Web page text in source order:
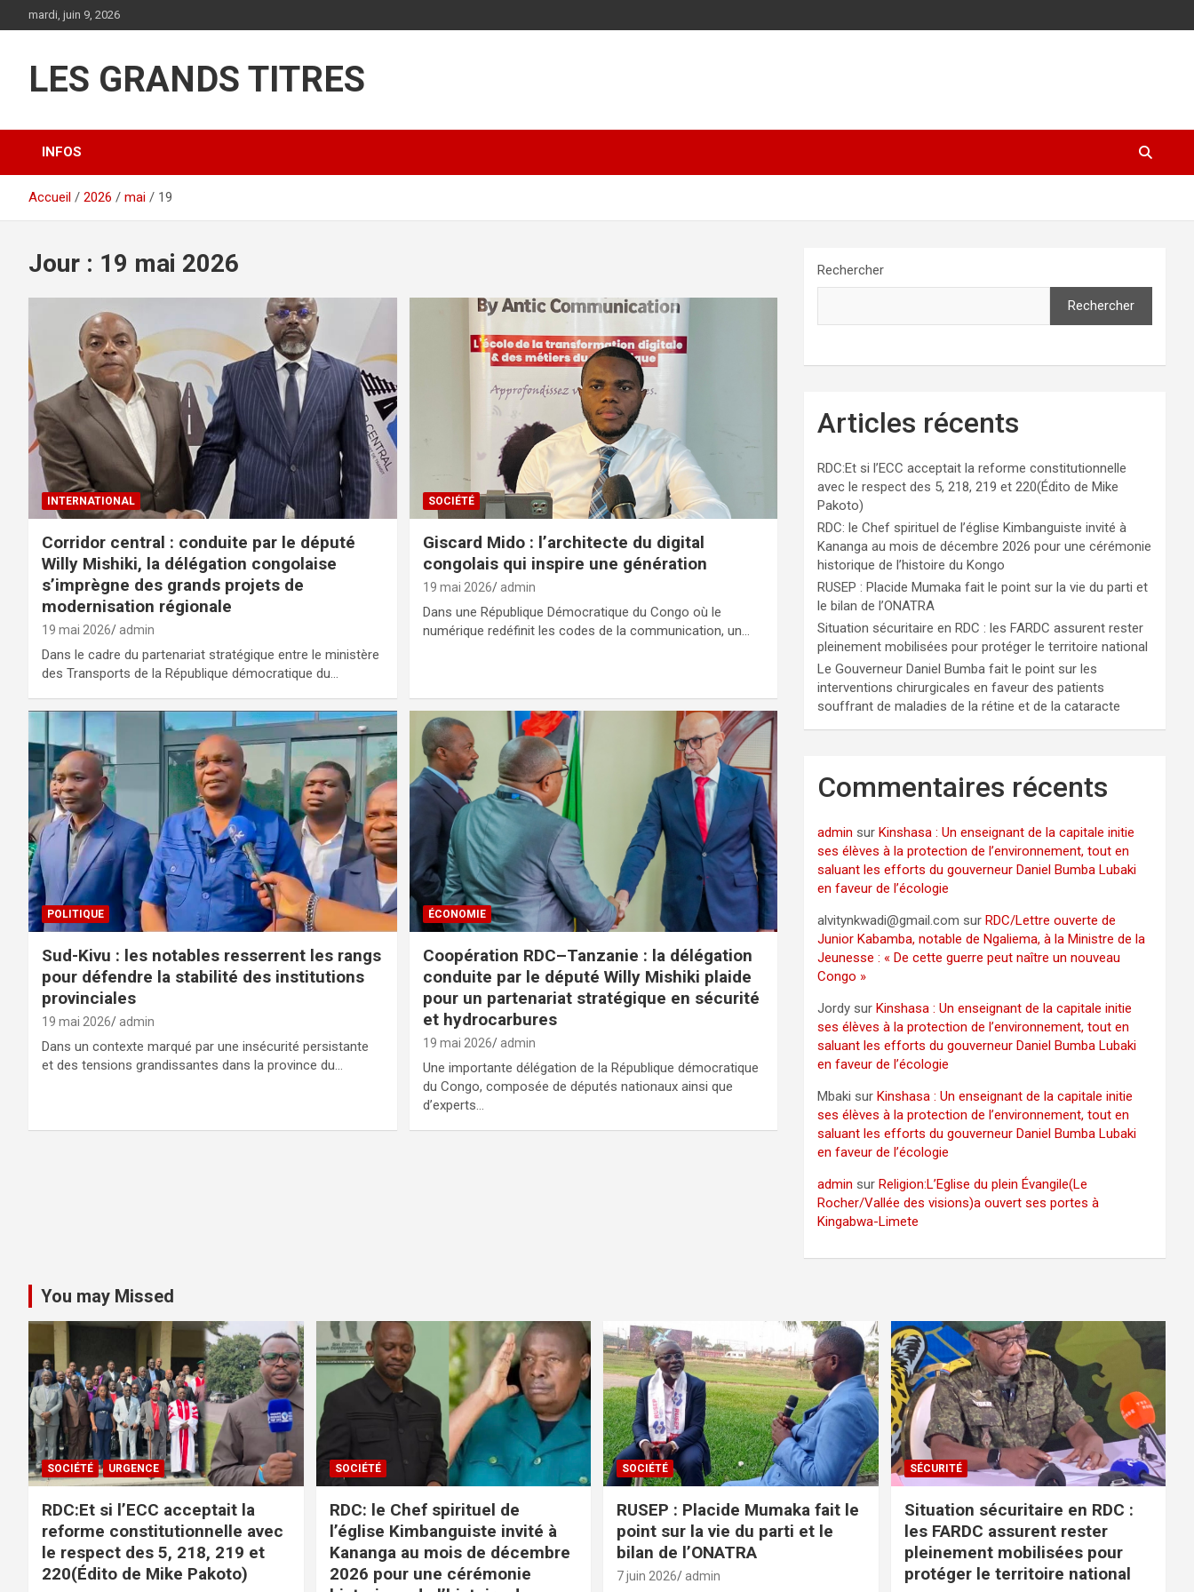
au
mardi, juin 9, 2026
LES GRANDS TITRES
INFOS
Accueil 2026 mai 19
Jour : 19 mai 2026
INTERNATIONAL
Corridor central : conduite par le député
Willy Mishiki, la délégation congolaise
s’imprègne des grands projets de
modernisation régionale
19 mai 2026 admin
Dans le cadre du partenariat stratégique entre le ministère
des Transports de la République démocratique du…
SOCIÉTÉ
Giscard Mido : l’architecte du digital
congolais qui inspire une génération
19 mai 2026 admin
Dans une République Démocratique du Congo où le
numérique redéfinit les codes de la communication, un…
POLITIQUE
Sud-Kivu : les notables resserrent les rangs
pour défendre la stabilité des institutions
provinciales
19 mai 2026 admin
Dans un contexte marqué par une insécurité persistante
et des tensions grandissantes dans la province du…
ÉCONOMIE
Coopération RDC–Tanzanie : la délégation
conduite par le député Willy Mishiki plaide
pour un partenariat stratégique en sécurité
et hydrocarbures
19 mai 2026 admin
Une importante délégation de la République démocratique
du Congo, composée de députés nationaux ainsi que
d’experts…
Rechercher
Rechercher
Articles récents
RDC:Et si l’ECC acceptait la reforme constitutionnelle
avec le respect des 5, 218, 219 et 220(Édito de Mike
Pakoto)
RDC: le Chef spirituel de l’église Kimbanguiste invité à
Kananga au mois de décembre 2026 pour une cérémonie
historique de l’histoire du Kongo
RUSEP : Placide Mumaka fait le point sur la vie du parti et
le bilan de l’ONATRA
Situation sécuritaire en RDC : les FARDC assurent rester
pleinement mobilisées pour protéger le territoire national
Le Gouverneur Daniel Bumba fait le point sur les
interventions chirurgicales en faveur des patients
souffrant de maladies de la rétine et de la cataracte
Commentaires récents
admin surKinshasa : Un enseignant de la capitale initie
ses élèves à la protection de l’environnement, tout en
saluant les efforts du gouverneur Daniel Bumba Lubaki
en faveur de l’écologie
alvitynkwadi@gmail.com surRDC/Lettre ouverte de
Junior Kabamba, notable de Ngaliema, à la Ministre de la
Jeunesse : « De cette guerre peut naître un nouveau
Congo »
Jordy surKinshasa : Un enseignant de la capitale initie
ses élèves à la protection de l’environnement, tout en
saluant les efforts du gouverneur Daniel Bumba Lubaki
en faveur de l’écologie
Mbaki surKinshasa : Un enseignant de la capitale initie
ses élèves à la protection de l’environnement, tout en
saluant les efforts du gouverneur Daniel Bumba Lubaki
en faveur de l’écologie
admin surReligion:L’Eglise du plein Évangile(Le
Rocher/Vallée des visions)a ouvert ses portes à
Kingabwa-Limete
You may Missed
SOCIÉTÉ URGENCE
RDC:Et si l’ECC acceptait la
reforme constitutionnelle avec
le respect des 5, 218, 219 et
220(Édito de Mike Pakoto)
SOCIÉTÉ
RDC: le Chef spirituel de
l’église Kimbanguiste invité à
Kananga au mois de décembre
2026 pour une cérémonie
SOCIÉTÉ
RUSEP : Placide Mumaka fait le
point sur la vie du parti et le
bilan de l’ONATRA
7 juin 2026 admin
SÉCURITÉ
Situation sécuritaire en RDC :
les FARDC assurent rester
pleinement mobilisées pour
protéger le territoire national